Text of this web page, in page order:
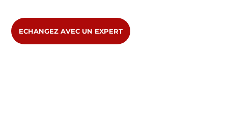
ECHANGEZ AVEC UN EXPERT